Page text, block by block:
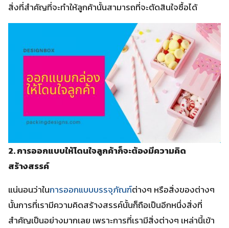
สิ่งที่สำคัญที่จะทำให้ลูกค้านั้นสามารถที่จะตัดสินใจซื้อได้
2. การออกแบบให้โดนใจลูกค้าก็จะต้องมีความคิด
สร้างสรรค์
แน่นอนว่าในการออกแบบบรรจุภัณฑ์ต่างๆ หรือสิ่งของต่างๆ
นั้นการที่เรามีความคิดสร้างสรรค์นั้นก็ถือเป็นอีกหนึ่งสิ่งที่
สำคัญเป็นอย่างมากเลย เพราะการที่เรามีสิ่งต่างๆ เหล่านี้เข้า